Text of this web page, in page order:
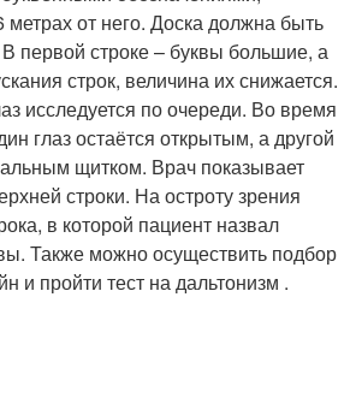
от него. Доска должна быть
первой строке – буквы большие, а
строк, величина их снижается.
исследуется по очереди. Во время
глаз остаётся открытым, а другой
щитком. Врач показывает
строки. На остроту зрения
в которой пациент назвал
Также можно осуществить подбор
и пройти тест на дальтонизм .